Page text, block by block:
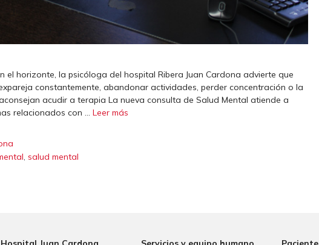
el horizonte, la psicóloga del hospital Ribera Juan Cardona advierte que
constantemente, abandonar actividades, perder concentración o la
acudir a terapia La nueva consulta de Salud Mental atiende a
relacionados con … Leer más
, salud mental